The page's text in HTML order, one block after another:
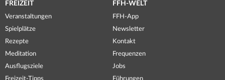
FREIZEIT
Veranstaltungen
Spielplätze
Rezepte
Meditation
Ausflugsziele
FFH-WELT
FFH-App
Newsletter
Kontakt
Frequenzen
Jobs